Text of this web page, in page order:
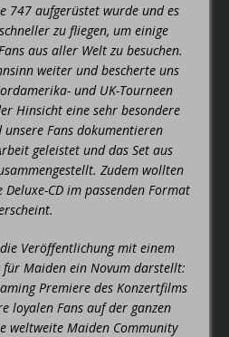
747 aufgerüstet wurde und es
zu fliegen, um einige
aus aller Welt zu besuchen.
weiter und bescherte uns
und UK-Tourneen
Hinsicht eine sehr besondere
Fans dokumentieren
geleistet und das Set aus
Zudem wollten
CD im passenden Format
Veröffentlichung mit einem
für Maiden ein Novum darstellt:
Premiere des Konzertfilms
loyalen Fans auf der ganzen
weltweite Maiden Community